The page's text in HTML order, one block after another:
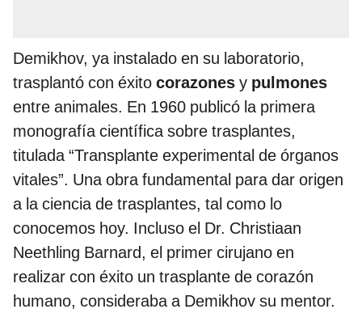
Demikhov, ya instalado en su laboratorio,
trasplantó con éxito corazones y pulmones
entre animales. En 1960 publicó la primera
monografía científica sobre trasplantes,
titulada “Transplante experimental de órganos
vitales”. Una obra fundamental para dar origen
a la ciencia de trasplantes, tal como lo
conocemos hoy. Incluso el Dr. Christiaan
Neethling Barnard, el primer cirujano en
realizar con éxito un trasplante de corazón
humano, consideraba a Demikhov su mentor.